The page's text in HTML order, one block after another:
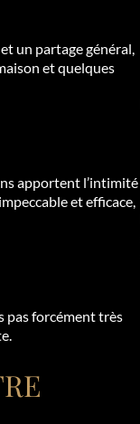
un partage général,
et quelques
apportent l’intimité
et efficace,
pas forcément très